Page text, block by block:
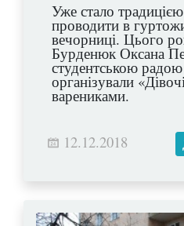
Уже стало
проводити в
вечорниці. Цього
Бурденюк Оксана
студентською
організували
варениками.
12.12.2018